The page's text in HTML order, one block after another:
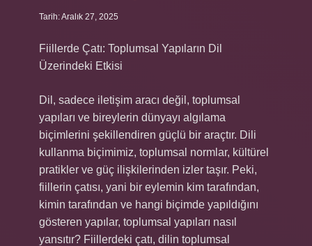
Tarih: Aralık 27, 2025
Fiillerde Çatı: Toplumsal Yapıların Dil
Üzerindeki Etkisi
Dil, sadece iletişim aracı değil, toplumsal
yapıları ve bireylerin dünyayı algılama
biçimlerini şekillendiren güçlü bir araçtır. Dili
kullanma biçimimiz, toplumsal normlar, kültürel
pratikler ve güç ilişkilerinden izler taşır. Peki,
fiillerin çatısı, yani bir eylemin kim tarafından,
kimin tarafından ve hangi biçimde yapıldığını
gösteren yapılar, toplumsal yapıları nasıl
yansıtır? Fiillerdeki çatı, dilin toplumsal